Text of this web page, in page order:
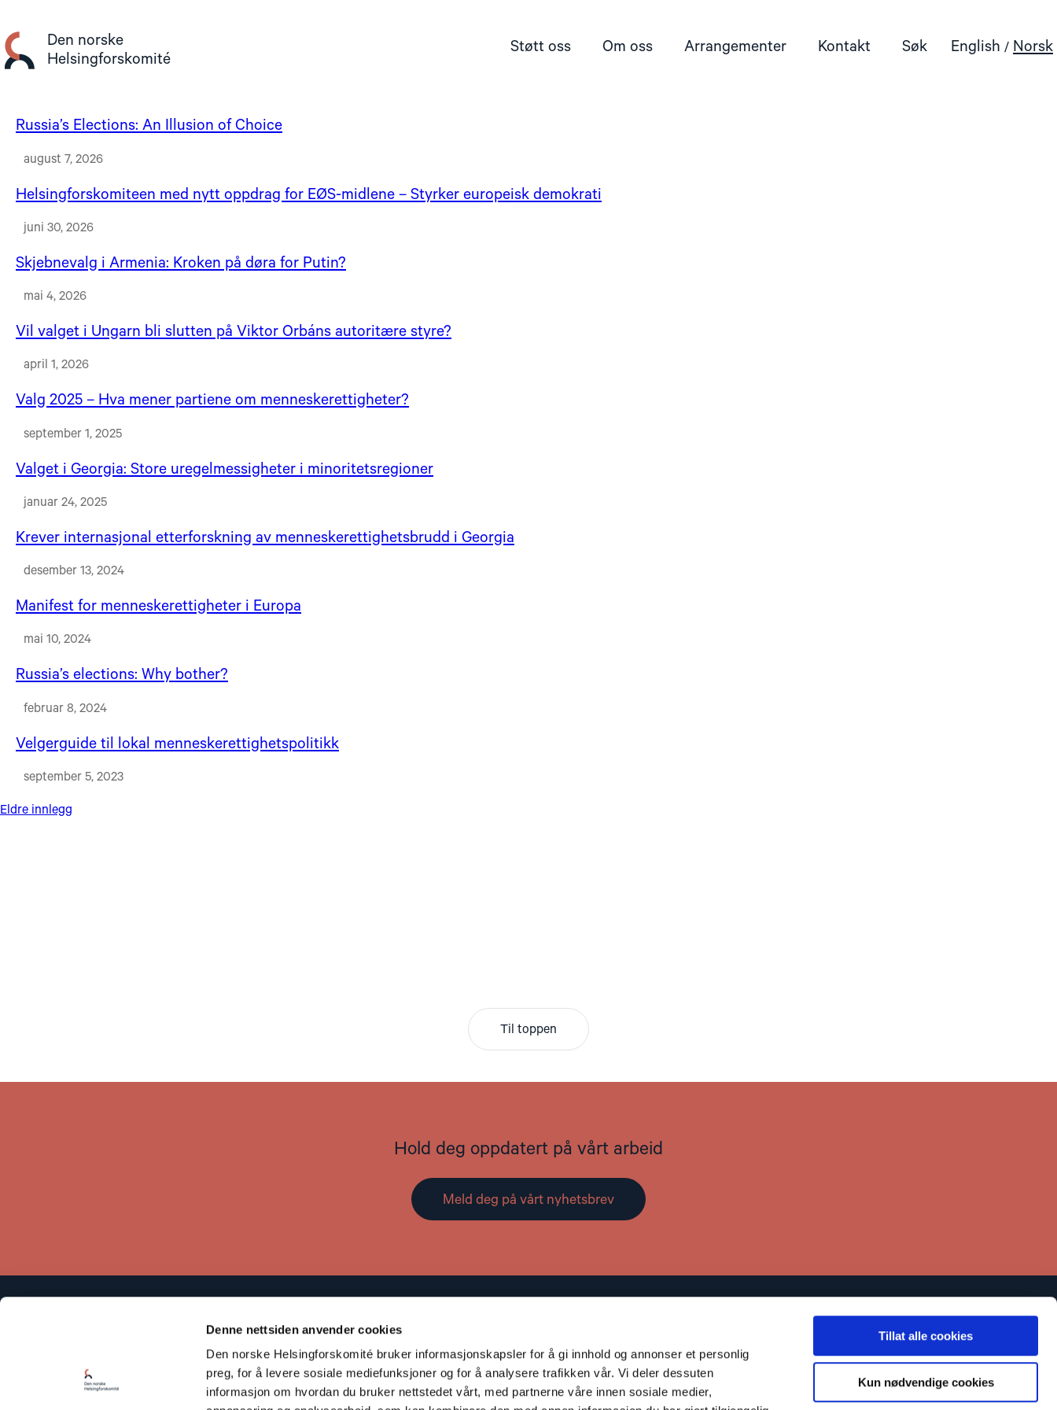
Denne nettsiden anvender cookies
Den norske Helsingforskomité bruker informasjonskapsler for å gi innhold og annonser et personlig
preg, for å levere sosiale mediefunksjoner og for å analysere trafikken vår. Vi deler dessuten
informasjon om hvordan du bruker nettstedet vårt, med partnerne våre innen sosiale medier,
Tillat alle cookies
Kun nødvendige cookies
innhold
Den norske
Helsingforskomité
Støtt oss Om oss Arrangementer Kontakt Søk English Norsk
Russia’s Elections: An Illusion of Choice
august 7, 2026
Helsingforskomiteen med nytt oppdrag for EØS-midlene – Styrker europeisk demokrati
juni 30, 2026
Skjebnevalg i Armenia: Kroken på døra for Putin?
mai 4, 2026
Vil valget i Ungarn bli slutten på Viktor Orbáns autoritære styre?
april 1, 2026
Valg 2025 – Hva mener partiene om menneskerettigheter?
september 1, 2025
Valget i Georgia: Store uregelmessigheter i minoritetsregioner
januar 24, 2025
Krever internasjonal etterforskning av menneskerettighetsbrudd i Georgia
desember 13, 2024
Manifest for menneskerettigheter i Europa
mai 10, 2024
Russia’s elections: Why bother?
februar 8, 2024
Velgerguide til lokal menneskerettighetspolitikk
september 5, 2023
Innleggnavigasjon
Eldre innlegg
Til toppen
Hold deg oppdatert på vårt arbeid
Meld deg på vårt nyhetsbrev
Helsingforserklæringen som fastslår at respekt for
menneskerettighetene er avgjørende for å bevare fred og
samarbeid mellom statene.
Adresse: St. Olavs gate 25, 0166 OSLO
Post: Postboks 357 Sentrum, 0101 OSLO
Telefon: +47 953 32 235
Kontakt
Støtt oss
Varsling om kritikkverdige forhold